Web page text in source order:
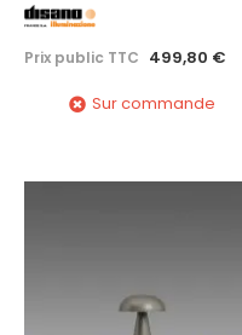
Prix public TTC 499,80 €
Sur commande